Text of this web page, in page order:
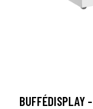
BUFFÉDISPLAY